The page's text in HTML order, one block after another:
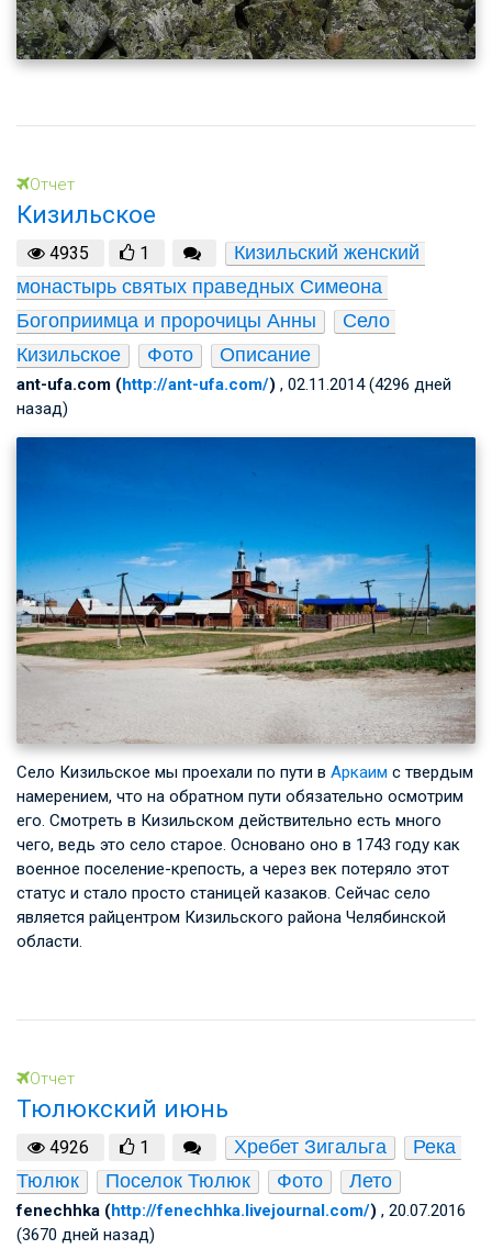
Отчет
Кизильское
4935 1
Кизильский женский
монастырь святых праведных Симеона
Богоприимца и пророчицы Анны
Село
Кизильское
Фото Описание
ant-ufa.com (http://ant-ufa.com/) , 02.11.2014 (4296 дней
назад)
Село Кизильское мы проехали по пути в Аркаим с твердым
намерением, что на обратном пути обязательно осмотрим
его. Смотреть в Кизильском действительно есть много
чего, ведь это село старое. Основано оно в 1743 году как
военное поселение-крепость, а через век потеряло этот
статус и стало просто станицей казаков. Сейчас село
является райцентром Кизильского района Челябинской
области.
Отчет
Тюлюкский июнь
4926 1 Хребет Зигальга
Река
Тюлюк
Поселок Тюлюк Фото Лето
fenechhka (http://fenechhka.livejournal.com/) , 20.07.2016
(3670 дней назад)